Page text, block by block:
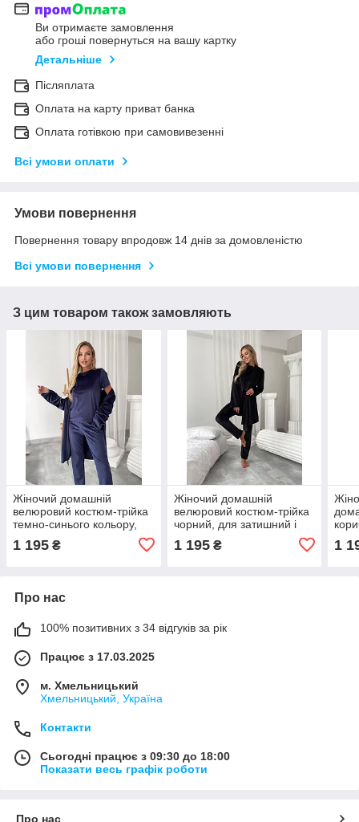
Ви отримаєте замовлення
або гроші повернуться на вашу картку
Детальніше
Післяплата
Оплата на карту приват банка
Оплата готівкою при самовивезенні
Всі умови оплати
Умови повернення
Повернення товару впродовж 14 днів за домовленістю
Всі умови повернення
З цим товаром також замовляють
Жіночий домашній
велюровий костюм-трійка
темно-синього кольору,
для затишний і приємний
до тіла
1 195 ₴
Жіночий домашній
велюровий костюм-трійка
чорний, для затишний і
1 195₴ 1
Про нас
100% позитивних з 34 відгуків за рік
Працює з 17.03.2025
м. Хмельницький
Хмельницький, Україна
Контакти
Сьогодні працює з 09:30 до 18:00
Показати весь графік роботи
Про нас